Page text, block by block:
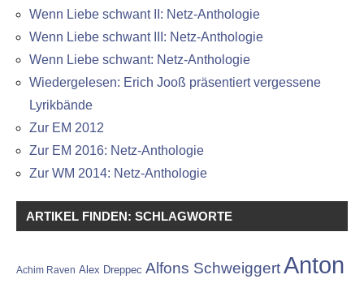
Wenn Liebe schwant II: Netz-Anthologie
Wenn Liebe schwant III: Netz-Anthologie
Wenn Liebe schwant: Netz-Anthologie
Wiedergelesen: Erich Jooß präsentiert vergessene
Lyrikbände
Zur EM 2012
Zur EM 2016: Netz-Anthologie
Zur WM 2014: Netz-Anthologie
ARTIKEL FINDEN: SCHLAGWORTE
Achim Raven Alex Dreppec Alfons SchweiggertAnton